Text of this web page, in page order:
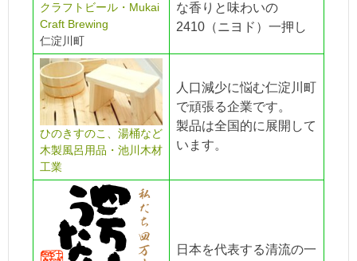
クラフトビール・Mukai
Craft Brewing
仁淀川町
な香りと味わいの
2410（ニヨド）一押し
ひのきすのこ、 湯桶など
木製風呂用品 ・池川木材
工業
人口減少に悩む仁淀川町
で頑張る企業です。
製品は全国的に展開して
います。
日本を代表する清流の一